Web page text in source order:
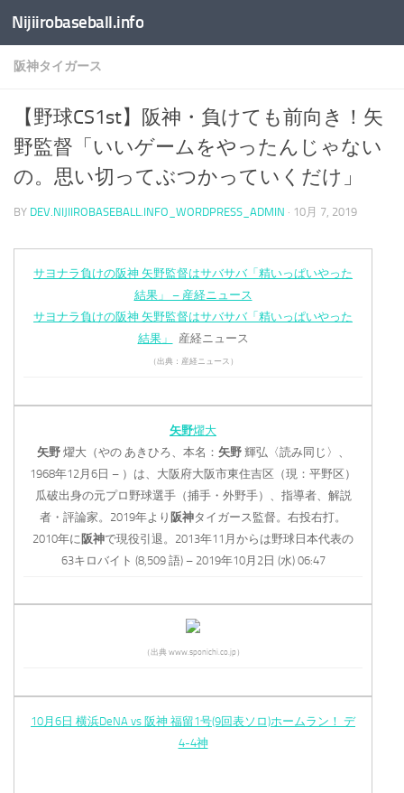
コンテンツへスキップ
Nijiirobaseball.info
阪神タイガース
【野球CS1st】阪神・負けても前向き！矢
野監督「いいゲームをやったんじゃない
の。思い切ってぶつかっていくだけ」
BY DEV.NIJIIROBASEBALL.INFO_WORDPRESS_ADMIN · 10月 7, 2019
サヨナラ負けの阪神 矢野監督はサバサバ「精いっぱいやった
結果」 – 産経ニュース
サヨナラ負けの阪神 矢野監督はサバサバ「精いっぱいやった
結果」
産経ニュース
（出典：産経ニュース）
矢野燿大
矢野燿大（やの あきひろ、本名： 矢野輝弘〈読み同じ〉、
1968年12月6日 – ）は、大阪府大阪市東住吉区（現：平野区）
瓜破出身の元プロ野球選手（捕手・外野手）、指導者、解説
者・評論家。2019年より 阪神タイガース監督。右投右打。
2010年に 阪神で現役引退。2013年11月からは野球日本代表の
63キロバイト (8,509 語) – 2019年10月2日 (水) 06:47
（出典 www.sponichi.co.jp）
10月6日 横浜DeNA vs 阪神 福留1号(9回表ソロ)ホームラン！ デ
4-4神